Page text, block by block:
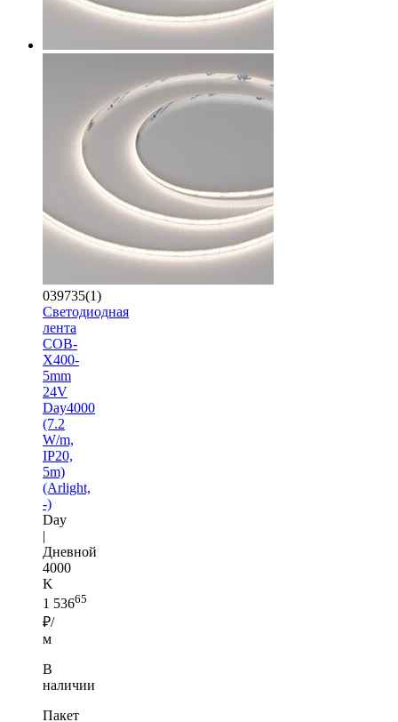
039735(1)
Светодиодная
лента
COB-
X400-
5mm
24V
Day4000
(7.2
W/m,
IP20,
5m)
(Arlight,
-)
Day
|
Дневной
4000
K
1 53665
₽/
м
В
наличии
Пакет